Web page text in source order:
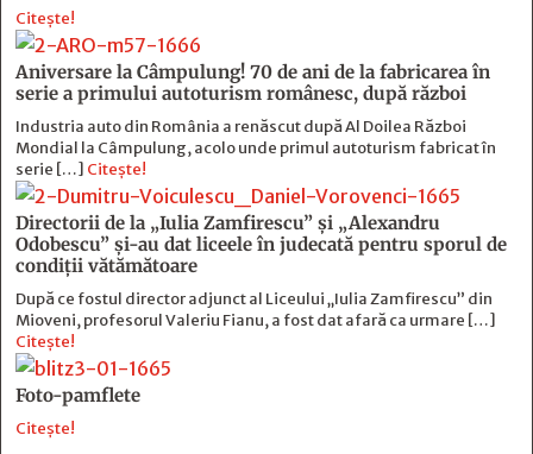
Citește!
Aniversare la Câmpulung! 70 de ani de la fabricarea în
serie a primului autoturism românesc, după război
Industria auto din România a renăscut după Al Doilea Război
Mondial la Câmpulung, acolo unde primul autoturism fabricat în
serie […] Citește!
Directorii de la „Iulia Zamfirescu” și „Alexandru
Odobescu” și-au dat liceele în judecată pentru sporul de
condiții vătămătoare
După ce fostul director adjunct al Liceului „Iulia Zamfirescu” din
Mioveni, profesorul Valeriu Fianu, a fost dat afară ca urmare […]
Citește!
Foto-pamflete
Citește!